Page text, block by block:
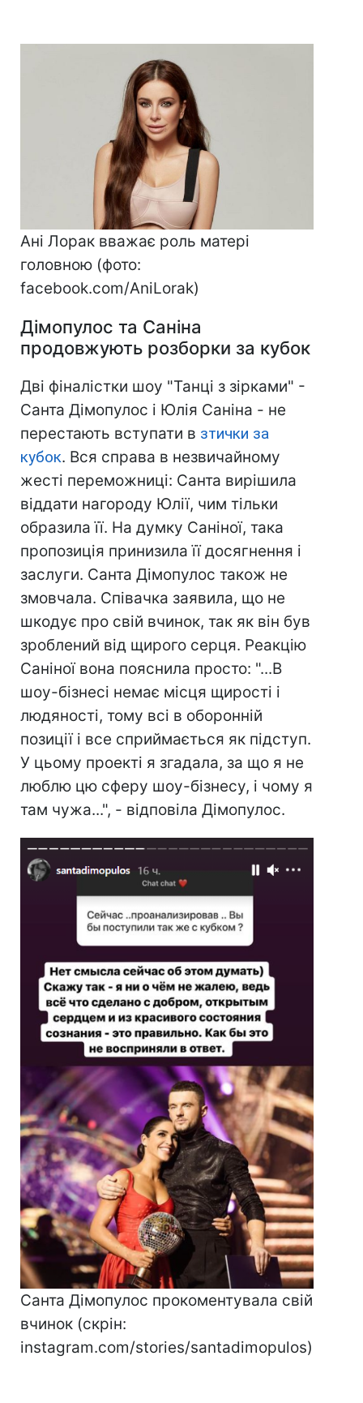
Ані Лорак вважає роль матері
головною (фото:
facebook.com/AniLorak)
Дімопулос та Саніна
продовжують розборки за кубок
Дві фіналістки шоу "Танці з зірками" -
Санта Дімопулос і Юлія Саніна - не
перестають вступати в зтички за
кубок. Вся справа в незвичайному
жесті переможниці: Санта вирішила
віддати нагороду Юлії, чим тільки
образила її. На думку Саніної, така
пропозиція принизила її досягнення і
заслуги. Санта Дімопулос також не
змовчала. Співачка заявила, що не
шкодує про свій вчинок, так як він був
зроблений від щирого серця. Реакцію
Саніної вона пояснила просто: "...В
шоу-бізнесі немає місця щирості і
людяності, тому всі в оборонній
позиції і все сприймається як підступ.
У цьому проекті я згадала, за що я не
люблю цю сферу шоу-бізнесу, і чому я
там чужа...", - відповіла Дімопулос.
Санта Дімопулос прокоментувала свій
вчинок (скрін:
instagram.com/stories/santadimopulos)